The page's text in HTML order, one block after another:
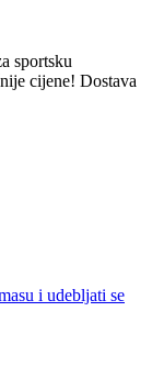
sportsku
cijene! Dostava
i udebljati se